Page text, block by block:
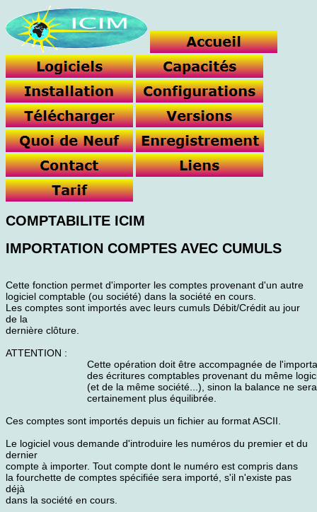
COMPTABILITE ICIM
IMPORTATION COMPTES AVEC CUMULS
Cette fonction permet d'importer les comptes provenant d'un autre
logiciel comptable (ou société) dans la société en cours.
Les comptes sont importés avec leurs cumuls Débit/Crédit au jour
de la
dernière clôture.
ATTENTION :
Cette opération doit être accompagnée de
des écritures comptables provenant du même
(et de la même société...), sinon la balance ne sera
certainement plus équilibrée.
Ces comptes sont importés depuis un fichier au format ASCII.
Le logiciel vous demande d'introduire les numéros du premier et du
dernier
compte à importer. Tout compte dont le numéro est compris dans
la fourchette de comptes spécifiée sera importé, s'il n'existe pas
déjà
dans la société en cours.